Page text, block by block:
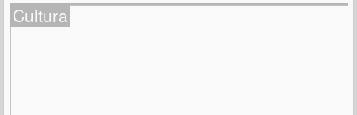
Entregarán Medalla Emiliana de Zubeldía al
Cultura